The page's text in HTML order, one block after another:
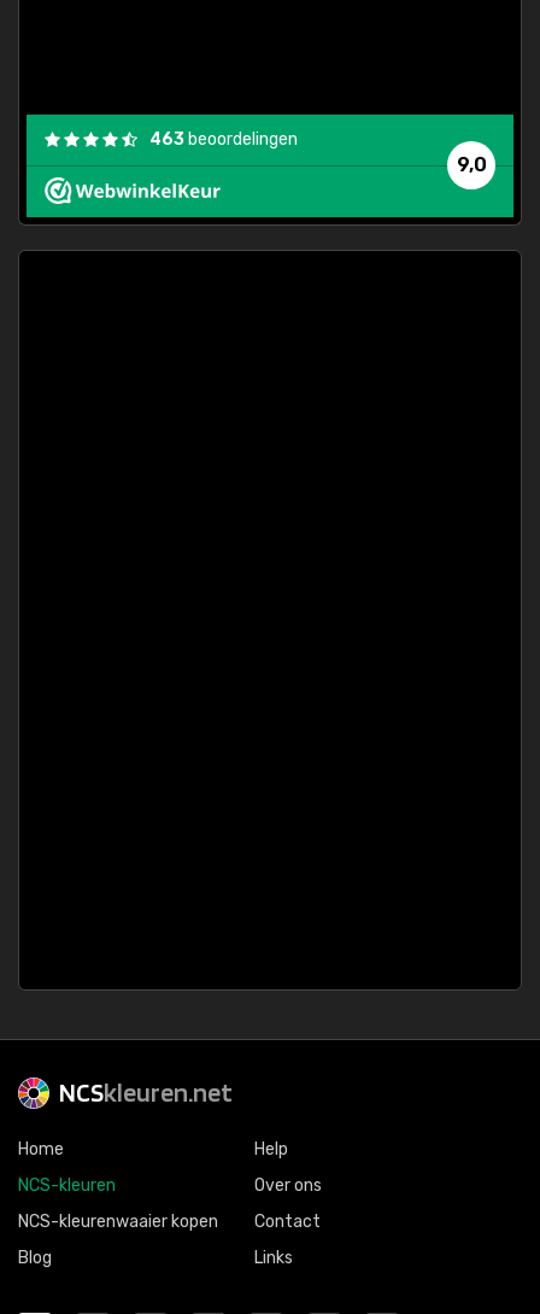
9,0
463 beoordelingen
NCSkleuren.net
Home
NCS-kleuren
NCS-kleurenwaaier kopen
Blog
Help
Over ons
Contact
Links